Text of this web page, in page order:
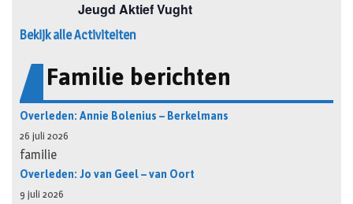
Bekijk alle Activiteiten
Familie berichten
Overleden: Annie Bolenius – Berkelmans
26 juli 2026
familie
Overleden: Jo van Geel – van Oort
9 juli 2026